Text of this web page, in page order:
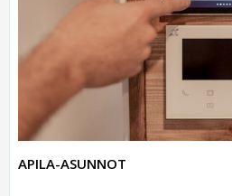
APILA-ASUNNOT